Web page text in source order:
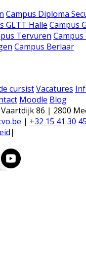
Campus Diploma
GLTT Halle Campus
Tervuren
Campus Berlaar
cursistVacatures
Moodle Blog
86 | 2800
| +32 15 41 30 45
|